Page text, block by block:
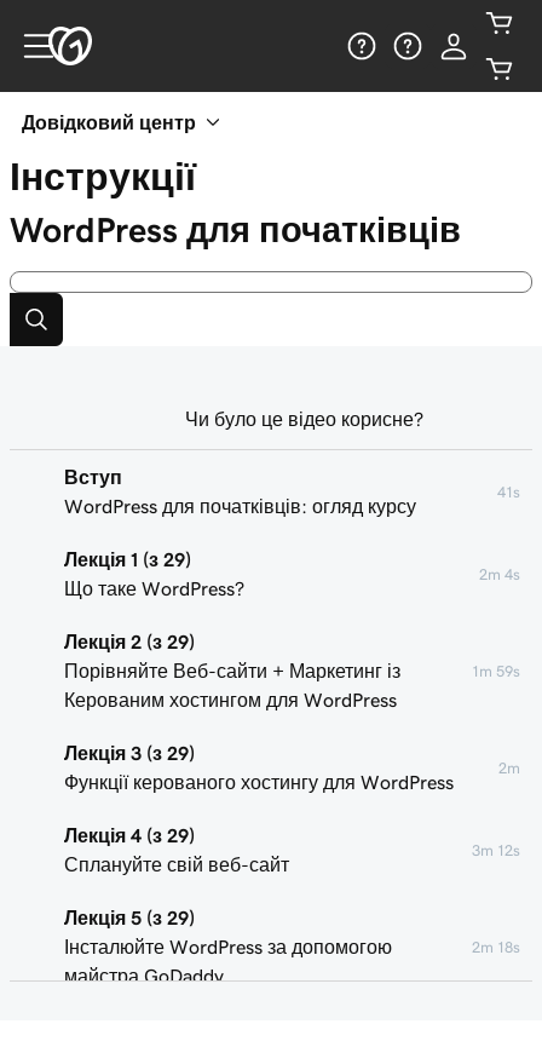
Довідковий центр
Інструкції
WordPress для початківців
Вступ
WordPress для початківців: огляд курсу
41s
Лекція 1 (з 29)
Що таке WordPress?
2m 4s
Лекція 2 (з 29)
Порівняйте Веб-сайти + Маркетинг із
Керованим хостингом для WordPress
1m 59s
Лекція 3 (з 29)
Функції керованого хостингу для WordPress
2m
Лекція 4 (з 29)
Сплануйте свій веб-сайт
3m 12s
Лекція 5 (з 29)
Інсталюйте WordPress за допомогою
майстра GoDaddy
2m 18s
Чи було це відео корисне?